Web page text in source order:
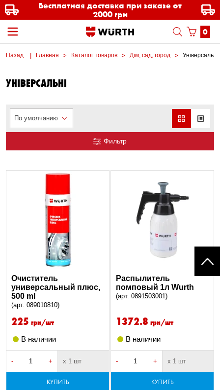
Бесплатная доставка при заказе от
2000 грн
0
Назад Главная Каталог товаров Дім, сад, город Універсальні
УНІВЕРСАЛЬНІ
По умолчанию
Фильтр
Очиститель
универсальный плюс,
500 ml
(арт. 089010810)
225 грн/шт
В наличии
- + х 1 шт
КУПИТЬ
Распылитель
помповый 1л Wurth
(арт. 0891503001)
1372.8 грн/шт
В наличии
- + х 1 шт
КУПИТЬ